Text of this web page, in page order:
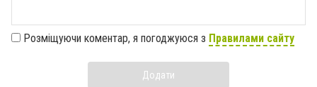
Розміщуючи коментар, я погоджуюся з Правилами сайту
Додати